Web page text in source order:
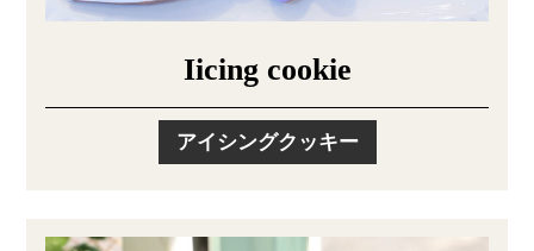
Iicing cookie
アイシングクッキー